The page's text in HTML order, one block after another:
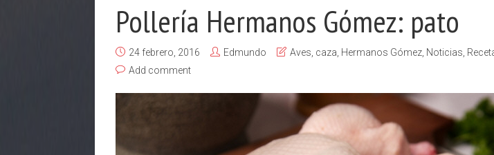
Pollería Hermanos Gómez: pato
24 febrero, 2016 Edmundo Aves caza Hermanos Gómez Noticias
Add comment